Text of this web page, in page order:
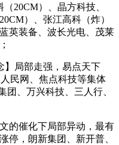
20CM）、晶方科技、
）、张江高科（炸）
英装备、波长光电、茂莱
】局部走强，易点天下
民网、焦点科技等集体
团、万兴科技、三人行、
的催化下局部异动，最有
停，朗新集团、新开普、